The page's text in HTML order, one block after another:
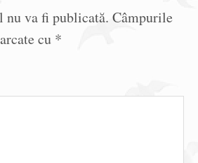
nu va fi publicată. Câmpurile
cu *